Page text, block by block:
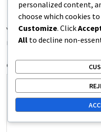
Leave a Reply
Your email address will not
marked*
COMMENT
personalized content,
choose which cookies
Customize. Click
All to decline non-